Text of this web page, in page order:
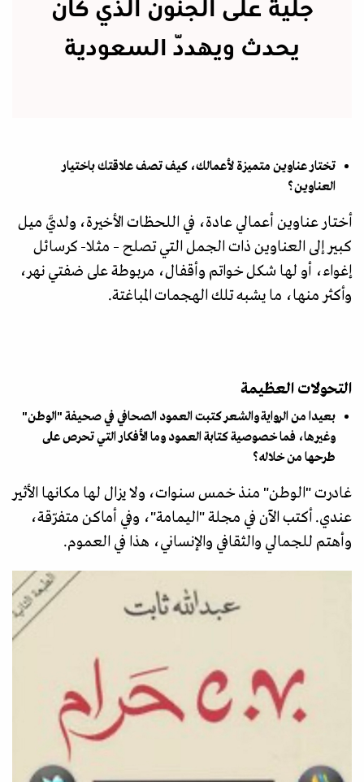
جلية على الجنون الذي كان
يحدث ويهدّد السعودية
تختار عناوين متميزة لأعمالك، كيف تصف علاقتك باختيار
العناوين؟
أختار عناوين أعمالي عادة، في اللحظات الأخيرة، ولديَّ ميل
كبير إلى العناوين ذات الجمل التي تصلح – مثلا- كرسائل
إغواء، أو لها شكل خواتم وأقفال، مربوطة على ضفتي نهر،
وأكثر منها، ما يشبه تلك الهجمات المباغتة.
التحولات العظيمة
بعيدا من الرواية والشعر كتبت العمود الصحافي في صحيفة "الوطن"
وغيرها، فما خصوصية كتابة العمود وما الأفكار التي تحرص على
طرحها من خلاله؟
غادرت "الوطن" منذ خمس سنوات، ولا يزال لها مكانها الأثير
عندي. أكتب الآن في مجلة "اليمامة"، وفي أماكن متفرّقة،
وأهتم للجمالي والثقافي والإنساني، هذا في العموم.